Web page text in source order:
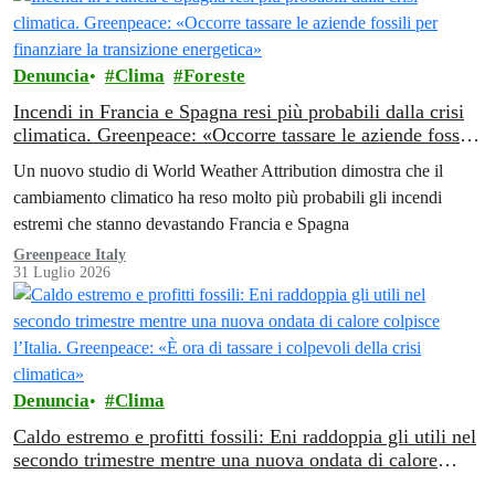
Denuncia Clima Foreste
Incendi in Francia e Spagna resi più probabili dalla crisi
climatica. Greenpeace: «Occorre tassare le aziende fossili
Un nuovo studio di World Weather Attribution dimostra che il
cambiamento climatico ha reso molto più probabili gli incendi
estremi che stanno devastando Francia e Spagna
Greenpeace Italy
31 Luglio 2026
Denuncia Clima
Caldo estremo e profitti fossili: Eni raddoppia gli utili nel
secondo trimestre mentre una nuova ondata di calore